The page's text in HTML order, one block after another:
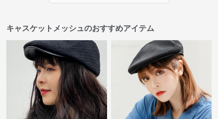
キャスケットメッシュのおすすめアイテム